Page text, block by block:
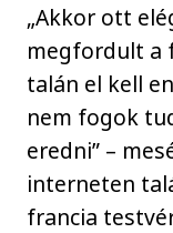
„Akkor ott
megfordult a
talán el kell
nem fogok
eredni” –
interneten
francia